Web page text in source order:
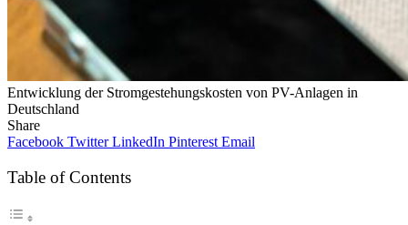
Entwicklung der Stromgestehungskosten von PV-Anlagen in
Deutschland
Share
Facebook Twitter LinkedIn Pinterest Email
Table of Contents